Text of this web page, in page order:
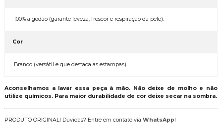
100% algodão (garante leveza, frescor e respiração da pele).
Cor
Branco (versátil e que destaca as estampas).
Aconselhamos a lavar essa peça à mão. Não deixe de molho e não
utilize químicos. Para maior durabilidade de cor deixe secar na sombra.
PRODUTO ORIGINAL! Dúvidas? Entre em contato via WhatsApp!